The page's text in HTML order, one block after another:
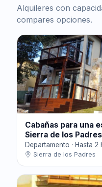
Alquileres con
compares opciones.
Cabañas para una
Sierra de los Padres
Departamento · Hasta 2
Sierra de los Padres